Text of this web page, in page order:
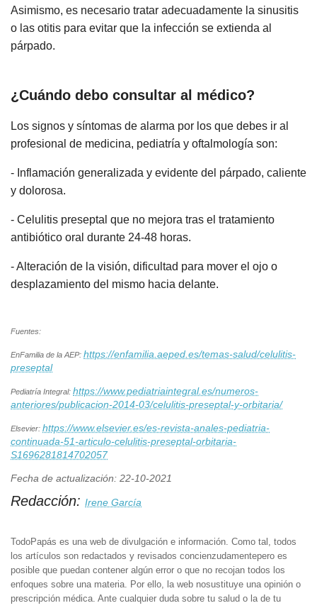
Asimismo, es necesario tratar adecuadamente la sinusitis
o las otitis para evitar que la infección se extienda al
párpado.
¿Cuándo debo consultar al médico?
Los signos y síntomas de alarma por los que debes ir al
profesional de medicina, pediatría y oftalmología son:
- Inflamación generalizada y evidente del párpado, caliente
y dolorosa.
- Celulitis preseptal que no mejora tras el tratamiento
antibiótico oral durante 24-48 horas.
- Alteración de la visión, dificultad para mover el ojo o
desplazamiento del mismo hacia delante.
Fuentes:
EnFamilia de la AEP: https://enfamilia.aeped.es/temas-salud/celulitis-
preseptal
Pediatría Integral: https://www.pediatriaintegral.es/numeros-
anteriores/publicacion-2014-03/celulitis-preseptal-y-orbitaria/
Elsevier: https://www.elsevier.es/es-revista-anales-pediatria-
continuada-51-articulo-celulitis-preseptal-orbitaria-
S1696281814702057
Fecha de actualización: 22-10-2021
Redacción: Irene García
TodoPapás es una web de divulgación e información. Como tal, todos
los artículos son redactados y revisados concienzudamentepero es
posible que puedan contener algún error o que no recojan todos los
enfoques sobre una materia. Por ello, la web nosustituye una opinión o
prescripción médica. Ante cualquier duda sobre tu salud o la de tu